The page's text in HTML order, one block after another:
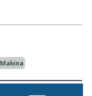
Makina